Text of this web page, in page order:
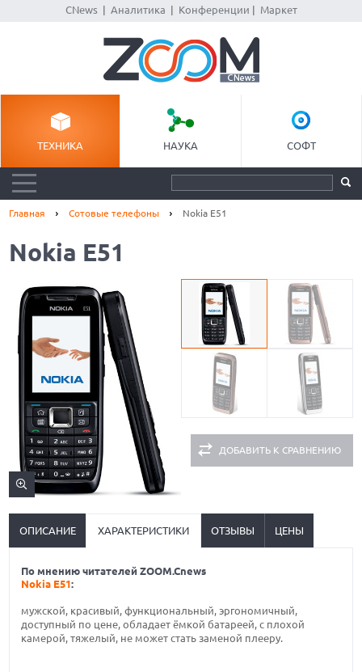
CNews| Аналитика Конференции Маркет
ТЕХНИКА НАУКА СОФТ
Главная Сотовые телефоны Nokia E51
Nokia E51
ДОБАВИТЬ К СРАВНЕНИЮ
ОПИСАНИЕ ХАРАКТЕРИСТИКИ ОТЗЫВЫ ЦЕНЫ
По мнению читателей ZOOM.Cnews
Nokia E51:
мужской, красивый, функциональный, эргономичный,
доступный по цене, обладает ёмкой батареей, с плохой
камерой, тяжелый, не может стать заменой плееру.